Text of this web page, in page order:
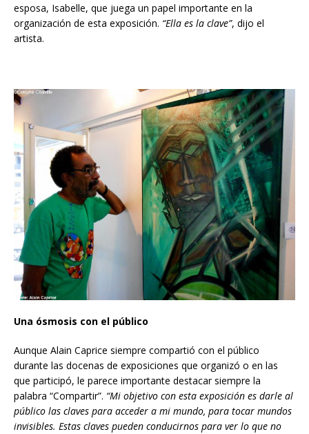
esposa, Isabelle, que juega un papel importante en la
organización de esta exposición. “Ella es la clave”, dijo el
artista.
Una ósmosis con el público
Aunque Alain Caprice siempre compartió con el público
durante las docenas de exposiciones que organizó o en las
que participó, le parece importante destacar siempre la
palabra “Compartir”. “Mi objetivo con esta exposición es darle al
público las claves para acceder a mi mundo, para tocar mundos
invisibles. Estas claves pueden conducirnos para ver lo que no